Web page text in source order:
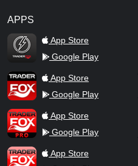
APPS
TraderFox Flash
App Store
Google Play
TraderFox AppApp Store
Google Play
TraderFox ProApp Store
Google Play
TraderFox dpa-AFX ProFeed
App Store